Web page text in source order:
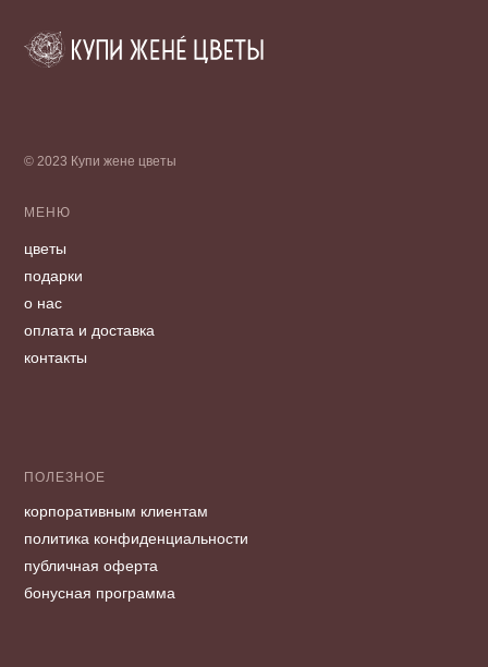
МЕНЮ
цветы
подарки
о нас
оплата и доставка
контакты
ПОЛЕЗНОЕ
корпоративным клиентам
политика конфиденциальности
публичная оферта
бонусная программа
© 2023 Купи жене цветы